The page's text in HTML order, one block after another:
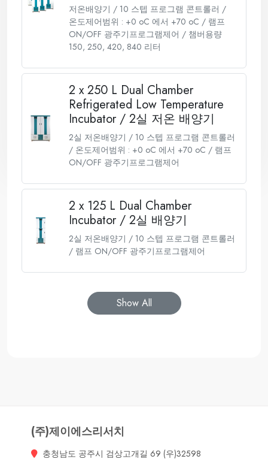
저온배양기 / 10 스텝 프로그램 콘트롤러 /
온도제어범위 : +0 oC 에서 +70 oC / 램프
ON/OFF 광주기프로그램제어 / 챔버용량
150, 250, 420, 840 리터
2 x 250 L Dual Chamber
Refrigerated Low Temperature
Incubator / 2실 저온 배양기
2실 저온배양기 / 10 스텝 프로그램 콘트롤러
/ 온도제어범위 : +0 oC 에서 +70 oC / 램프
ON/OFF 광주기프로그램제어
2 x 125 L Dual Chamber
Incubator / 2실 배양기
2실 저온배양기 / 10 스텝 프로그램 콘트롤러
/ 램프 ON/OFF 광주기프로그램제어
Show All
(주)제이에스리서치
충청남도 공주시 검상고개길 69 (우)32598